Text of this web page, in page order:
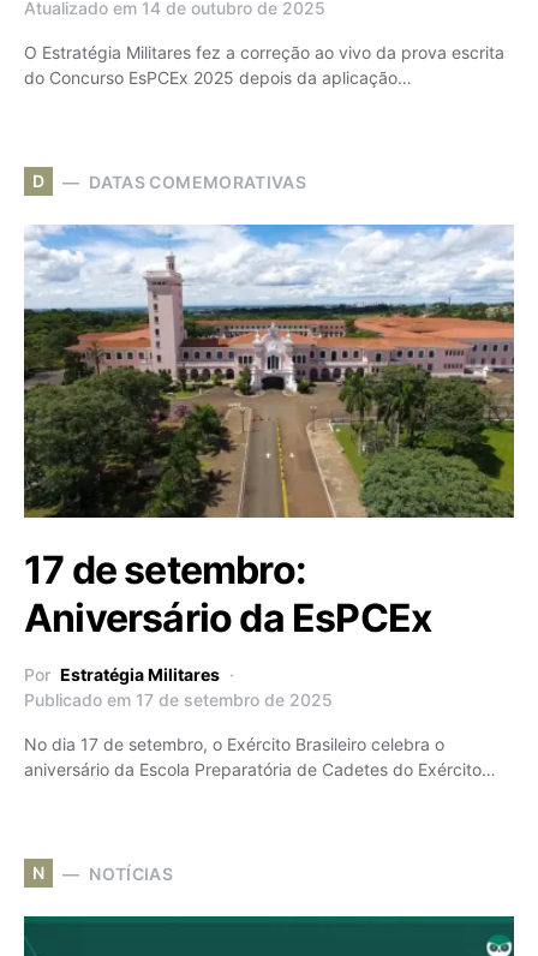
Atualizado em 14 de outubro de 2025
O Estratégia Militares fez a correção ao vivo da prova escrita
do Concurso EsPCEx 2025 depois da aplicação…
D DATAS COMEMORATIVAS
17 de setembro:
Aniversário da EsPCEx
Por Estratégia Militares
Publicado em 17 de setembro de 2025
No dia 17 de setembro, o Exército Brasileiro celebra o
aniversário da Escola Preparatória de Cadetes do Exército…
N NOTÍCIAS